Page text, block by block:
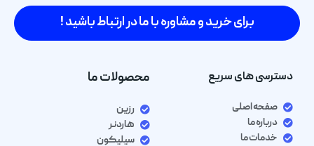
برای خرید و مشاوره با ما در ارتباط باشید !
دسترسی های سریع
صفحه اصلی
درباره ما
خدمات ما
محصولات ما
رزین
هاردنر
سیلیکون